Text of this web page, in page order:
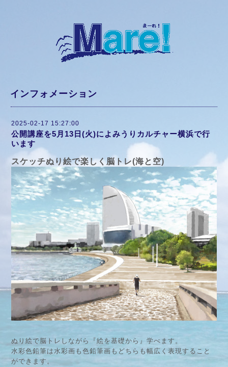
インフォメーション
2025-02-17 15:27:00
公開講座を5月13日(火)によみうりカルチャー横浜で行
います
スケッチぬり絵で楽しく脳トレ(海と空)
ぬり絵で脳トレしながら『絵を基礎から』学べます。
水彩色鉛筆は水彩画も色鉛筆画もどちらも幅広く表現すること
ができます。